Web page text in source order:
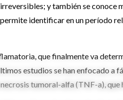
y también se
identificar en un período
que finalmente va
estudios se han enfocado a
tumoral-alfa (TNF-a), que